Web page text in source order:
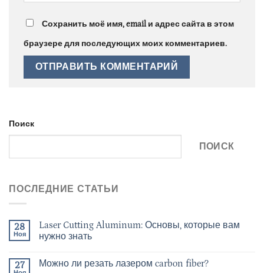
Сохранить моё имя, email и адрес сайта в этом
браузере для последующих моих комментариев.
Поиск
ПОИСК
ПОСЛЕДНИЕ СТАТЬИ
28
Ноя
Laser Cutting Aluminum: Основы, которые вам
нужно знать
27 Можно ли резать лазером carbon fiber?